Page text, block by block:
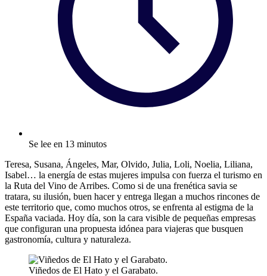
Se lee en 13 minutos
Teresa, Susana, Ángeles, Mar, Olvido, Julia, Loli, Noelia, Liliana,
Isabel… la energía de estas mujeres impulsa con fuerza el turismo en
la Ruta del Vino de Arribes. Como si de una frenética savia se
tratara, su ilusión, buen hacer y entrega llegan a muchos rincones de
este territorio que, como muchos otros, se enfrenta al estigma de la
España vaciada. Hoy día, son la cara visible de pequeñas empresas
que configuran una propuesta idónea para viajeras que busquen
gastronomía, cultura y naturaleza.
Viñedos de El Hato y el Garabato.